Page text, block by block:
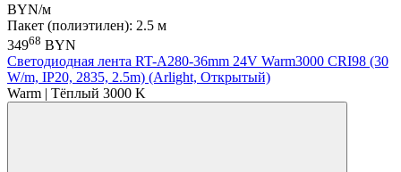
BYN/м
Пакет (полиэтилен): 2.5 м
34968 BYN
Светодиодная лента RT-A280-36mm 24V Warm3000 CRI98 (30
W/m, IP20, 2835, 2.5m) (Arlight, Открытый)
Warm | Тёплый 3000 K